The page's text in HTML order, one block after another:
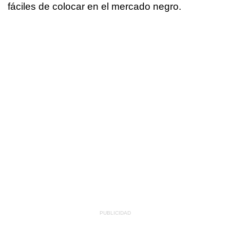
fáciles de colocar en el mercado negro.